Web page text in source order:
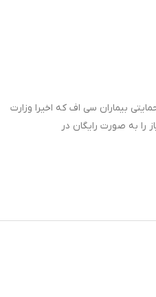
بیماران سی اف که اخیرا وزارت
را به صورت رایگان در